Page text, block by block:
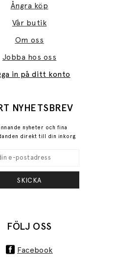
Ångra köp
Vår butik
Om oss
Jobba hos oss
in på ditt konto
NYHETSBREV
nyheter och fina
direkt till din inkorg
SKICKA
FÖLJ OSS
Facebook